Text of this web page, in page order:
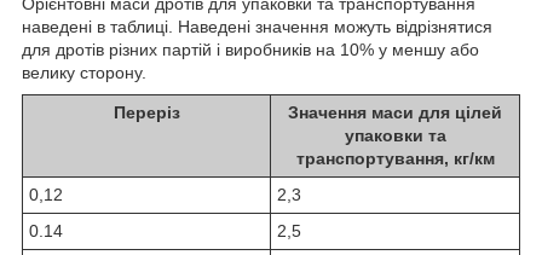
наведені в таблиці. Наведені значення можуть відрізнятися
для дротів різних партій і виробників на 10% у меншу або
велику сторону.
Переріз
Значення маси для цілей
упаковки та
транспортування, кг/км
0,12
2,3
0.14
2,5